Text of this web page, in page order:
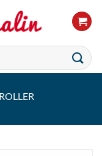
ROLLER